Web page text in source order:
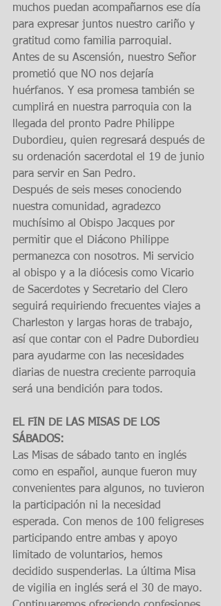
muchos puedan acompañarnos ese día
para expresar juntos nuestro cariño y
gratitud como familia parroquial.
Antes de su Ascensión, nuestro Señor
prometió que NO nos dejaría
huérfanos. Y esa promesa también se
cumplirá en nuestra parroquia con la
llegada del pronto Padre Philippe
Dubordieu, quien regresará después de
su ordenación sacerdotal el 19 de junio
para servir en San Pedro.
Después de seis meses conociendo
nuestra comunidad, agradezco
muchísimo al Obispo Jacques por
permitir que el Diácono Philippe
permanezca con nosotros. Mi servicio
al obispo y a la diócesis como Vicario
de Sacerdotes y Secretario del Clero
seguirá requiriendo frecuentes viajes a
Charleston y largas horas de trabajo,
así que contar con el Padre Dubordieu
para ayudarme con las necesidades
diarias de nuestra creciente parroquia
será una bendición para todos.
EL FIN DE LAS MISAS DE LOS
SÁBADOS:
Las Misas de sábado tanto en inglés
como en español, aunque fueron muy
convenientes para algunos, no tuvieron
la participación ni la necesidad
esperada. Con menos de 100 feligreses
participando entre ambas y apoyo
limitado de voluntarios, hemos
decidido suspenderlas. La última Misa
de vigilia en inglés será el 30 de mayo.